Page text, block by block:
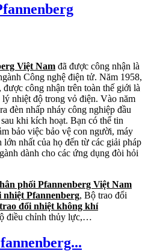
Việt Nam đã được công nhận là
Công nghệ điện tử. Năm 1958,
công nhận trên toàn thế giới là
lý nhiệt độ trong vỏ điện. Vào năm
đèn nhấp nháy công nghiệp đầu
khi kích hoạt. Bạn có thể tin
bảo việc bảo vệ con người, máy
nhất của họ đến từ các giải pháp
dành cho các ứng dụng đòi hỏi
phối Pfannenberg Việt Nam
nhiệt Pfannenberg, Bộ trao đổi
đổi nhiệt không khí
điều chỉnh thủy lực,…